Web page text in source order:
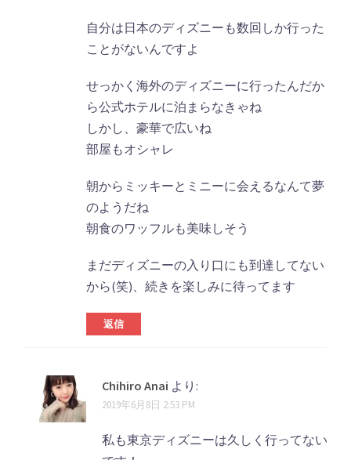
自分は日本のディズニーも数回しか行った
ことがないんですよ
せっかく海外のディズニーに行ったんだか
ら公式ホテルに泊まらなきゃね
しかし、豪華で広いね
部屋もオシャレ
朝からミッキーとミニーに会えるなんて夢
のようだね
朝食のワッフルも美味しそう
まだディズニーの入り口にも到達してない
から(笑)、続きを楽しみに待ってます
返信
Chihiro Anai より:
2019年6月8日 2:53 PM
私も東京ディズニーは久しく行ってない